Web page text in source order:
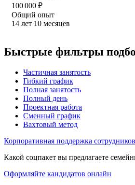
100 000 ₽
Общий опыт
14 лет 10 месяцев
Быстрые фильтры
Частичная занятость
Гибкий график
Полная занятость
Полный день
Проектная работа
Сменный график
Вахтовый метод
Корпоративная поддержка сотрудников
Какой соцпакет вы предлагаете
Оформляйте кандидатов онлайн